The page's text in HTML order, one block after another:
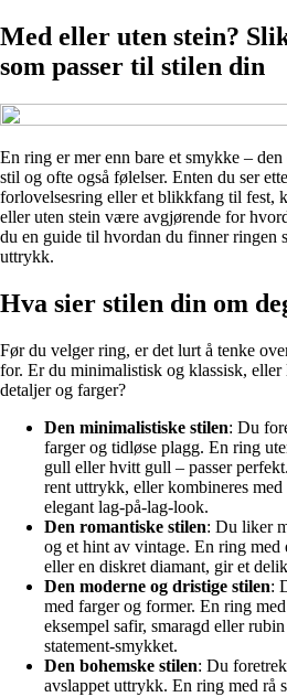
Med eller uten stein?
som passer til stilen din
En ring er mer enn bare et smykke –
stil og ofte også følelser. Enten du ser
forlovelsesring eller et blikkfang til fest,
eller uten stein være avgjørende for
du en guide til hvordan du finner ringen
uttrykk.
Hva sier stilen din om
Før du velger ring, er det lurt å tenke
for. Er du minimalistisk og klassisk,
detaljer og farger?
Den minimalistiske stilen: Du
farger og tidløse plagg. En ring
gull eller hvitt gull – passer
rent uttrykk, eller kombineres
elegant lag-på-lag-look.
Den romantiske stilen: Du liker
og et hint av vintage. En ring med
eller en diskret diamant, gir et
Den moderne og dristige stilen:
med farger og former. En ring
eksempel safir, smaragd eller
statement-smykket.
Den bohemske stilen: Du
avslappet uttrykk. En ring med rå